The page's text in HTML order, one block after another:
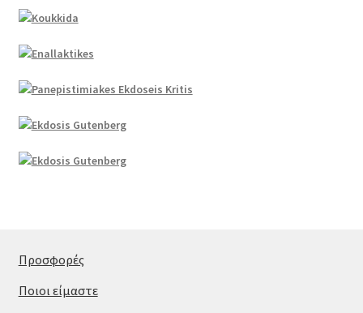
Προσφορές
Ποιοι είμαστε